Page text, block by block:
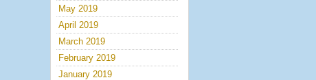
May 2019
April 2019
March 2019
February 2019
January 2019